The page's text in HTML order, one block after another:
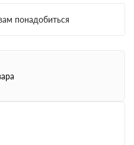
понадобиться